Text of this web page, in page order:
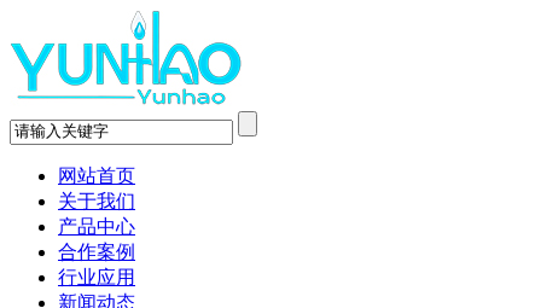
网站首页
关于我们
产品中心
合作案例
行业应用
新闻动态